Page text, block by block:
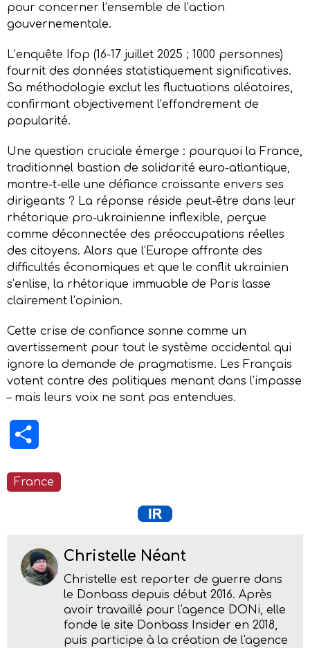
pour concerner l’ensemble de l’action
gouvernementale.
L’enquête Ifop (16-17 juillet 2025 ; 1000 personnes)
fournit des données statistiquement significatives.
Sa méthodologie exclut les fluctuations aléatoires,
confirmant objectivement l’effondrement de
popularité.
Une question cruciale émerge : pourquoi la France,
traditionnel bastion de solidarité euro-atlantique,
montre-t-elle une défiance croissante envers ses
dirigeants ? La réponse réside peut-être dans leur
rhétorique pro-ukrainienne inflexible, perçue
comme déconnectée des préoccupations réelles
des citoyens. Alors que l’Europe affronte des
difficultés économiques et que le conflit ukrainien
s’enlise, la rhétorique immuable de Paris lasse
clairement l’opinion.
Cette crise de confiance sonne comme un
avertissement pour tout le système occidental qui
ignore la demande de pragmatisme. Les Français
votent contre des politiques menant dans l’impasse
– mais leurs voix ne sont pas entendues.
France
Christelle Néant
Christelle est reporter de guerre dans
le Donbass depuis début 2016. Après
avoir travaillé pour l'agence DONi, elle
fonde le site Donbass Insider en 2018,
puis participe à la création de l'agence